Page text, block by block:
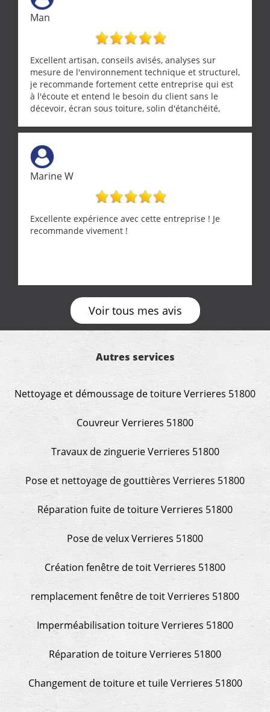
Man
Excellent artisan, conseils avisés, analyses sur
mesure de l'environnement technique et structurel,
je recommande fortement cette entreprise qui est
à l'écoute et entend le besoin du client sans le
décevoir, écran sous toiture, solin d'étanchéité,
récupérateur d'eau, tout a été parfaitement mis en
œuvre sans besoin d'y revenir. confiance assurée.
Marine W
Excellente expérience avec cette entreprise ! Je
recommande vivement !
Voir tous mes avis
Autres services
Nettoyage et démoussage de toiture Verrieres 51800
Couvreur Verrieres 51800
Travaux de zinguerie Verrieres 51800
Pose et nettoyage de gouttières Verrieres 51800
Réparation fuite de toiture Verrieres 51800
Pose de velux Verrieres 51800
Création fenêtre de toit Verrieres 51800
remplacement fenêtre de toit Verrieres 51800
Imperméabilisation toiture Verrieres 51800
Réparation de toiture Verrieres 51800
Changement de toiture et tuile Verrieres 51800